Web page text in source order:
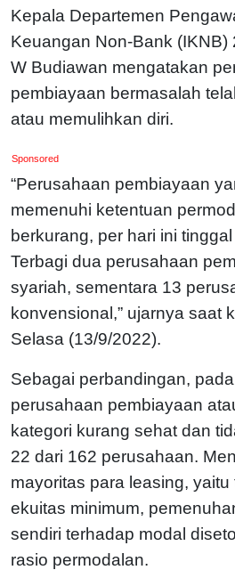
Kepala Departemen
Keuangan Non-Bank (IKNB)
W Budiawan mengatakan
pembiayaan bermasalah
atau memulihkan diri.
Sponsored
“Perusahaan pembiayaan
memenuhi ketentuan
berkurang, per hari ini
Terbagi dua perusahaan
syariah, sementara 13
konvensional,” ujarnya saat
Selasa (13/9/2022).
Sebagai perbandingan,
perusahaan pembiayaan
kategori kurang sehat dan
22 dari 162 perusahaan.
mayoritas para leasing,
ekuitas minimum,
sendiri terhadap modal
rasio permodalan.